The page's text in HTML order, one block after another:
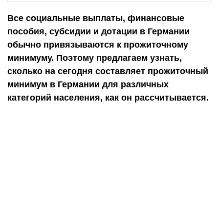
Все социальные выплаты, финансовые
пособия, субсидии и дотации в Германии
обычно привязываются к прожиточному
минимуму. Поэтому предлагаем узнать,
сколько на сегодня составляет прожиточный
минимум в Германии для различных
категорий населения, как он рассчитывается.